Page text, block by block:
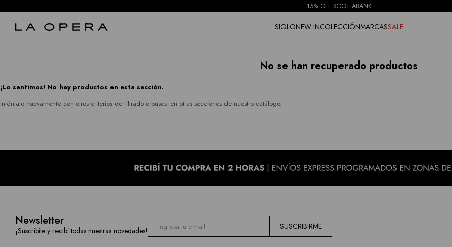
15% OFF SCOTIABANK
SIGLONEW INCOLECCIÓNMARCASSALE
No se han recuperado productos
¡Lo sentimos! No hay productos en esta sección.
Inténtalo nuevamente con otros criterios de filtrado o busca en otras secciones de nuestro catálogo.
Newsletter
¡Suscribite y recibí todas nuestras novedades! SUSCRIBIRME